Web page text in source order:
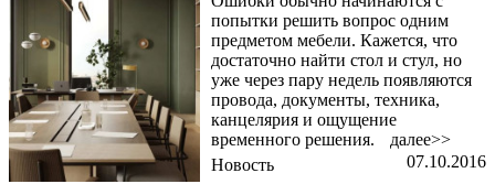
попытки решить вопрос одним
предметом мебели. Кажется, что
достаточно найти стол и стул, но
уже через пару недель появляются
провода, документы, техника,
канцелярия и ощущение
временного решения.
далее>>
07.10.2016
Новость